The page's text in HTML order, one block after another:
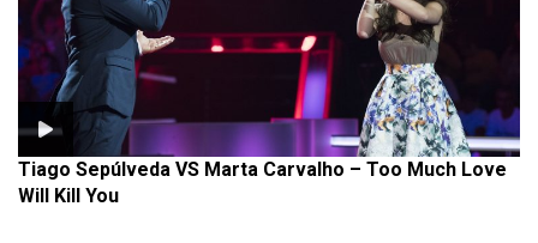
Tiago Sepúlveda VS Marta Carvalho – Too Much Love
Will Kill You